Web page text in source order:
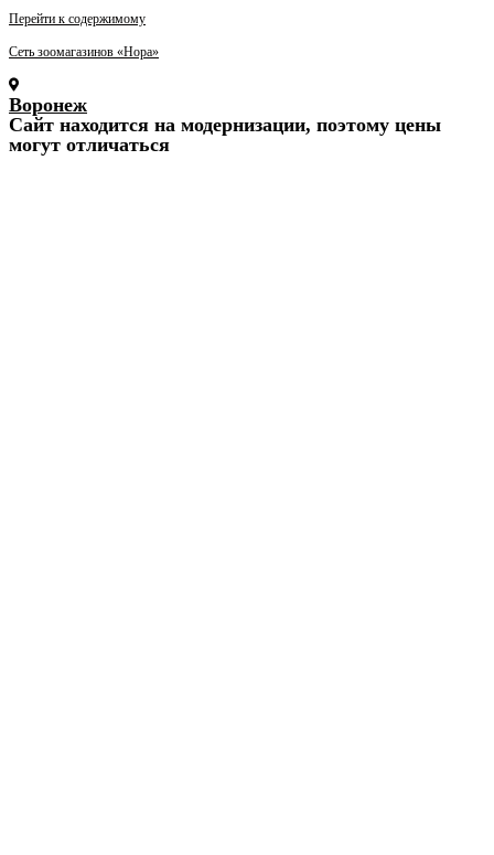
Перейти к содержимому
Сеть зоомагазинов «Нора»
Воронеж
Cайт находится на модернизации, поэтому цены
могут отличаться